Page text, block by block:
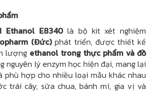
Ethanol E8340là bộ kit xét nghiệm
(Đức)phát triển, được thiết kế
lượng ethanol trong thực phẩm và đồ
nguyên lý enzym học hiện đại, mang lại
phù hợp cho nhiều loại mẫu khác nhau
trái cây, sữa chua, bánh mì, gia vị và